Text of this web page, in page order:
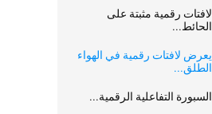
لافتات رقمية مثبتة على
الحائط...
يعرض لافتات رقمية في الهواء
الطلق...
السبورة التفاعلية الرقمية...